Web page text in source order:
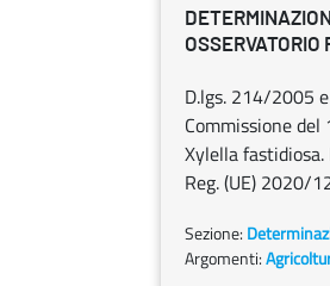
D.lgs. 214/2005
Commissione
Xylella
Reg. (UE) 2020/
Sezione:
Argomenti: